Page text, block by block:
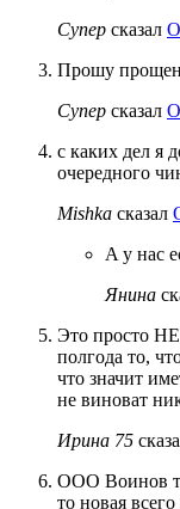
Супер сказал
Прошу
Супер сказал
с каких дел я
очередного
Mishka сказал
A у нас
Янина
Это просто
полгода то,
что значит
не виноват
Ирина 75
ООО Воинов
то новая